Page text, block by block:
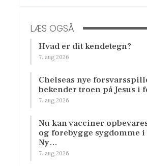
LÆS OGSÅ
Hvad er dit kendetegn?
7. aug 2026
Chelseas nye
bekender troen på Jesus i
7. aug 2026
Nu kan vacciner
og forebygge sygdomme i
Ny…
7. aug 2026